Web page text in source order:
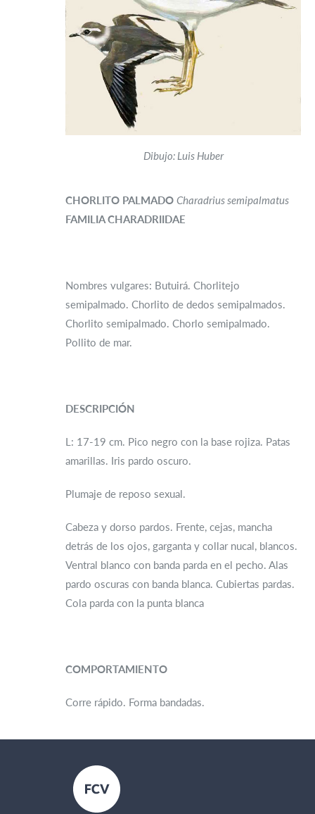
Dibujo: Luis Huber
CHORLITO PALMADO Charadrius semipalmatus
FAMILIA CHARADRIIDAE
Nombres vulgares: Butuirá. Chorlitejo
semipalmado. Chorlito de dedos semipalmados.
Chorlito semipalmado. Chorlo semipalmado.
Pollito de mar.
DESCRIPCIÓN
L: 17-19 cm. Pico negro con la base rojiza. Patas
amarillas. Iris pardo oscuro.
Plumaje de reposo sexual.
Cabeza y dorso pardos. Frente, cejas, mancha
detrás de los ojos, garganta y collar nucal, blancos.
Ventral blanco con banda parda en el pecho. Alas
pardo oscuras con banda blanca. Cubiertas pardas.
Cola parda con la punta blanca
COMPORTAMIENTO
Corre rápido. Forma bandadas.